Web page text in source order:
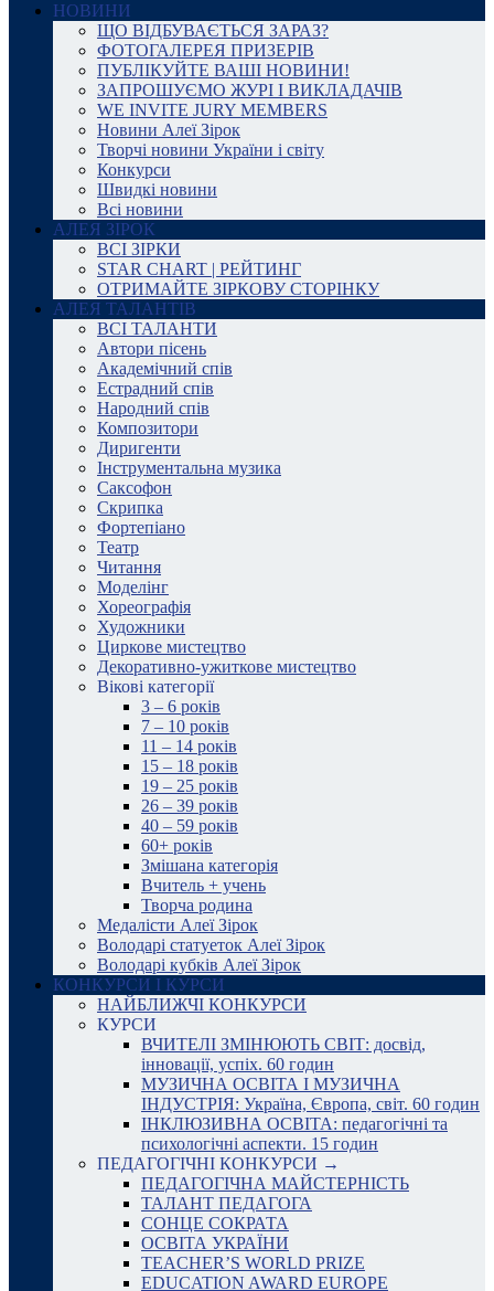
НОВИНИ
ЩО ВІДБУВАЄТЬСЯ ЗАРАЗ?
ФОТОГАЛЕРЕЯ ПРИЗЕРІВ
ПУБЛІКУЙТЕ ВАШІ НОВИНИ!
ЗАПРОШУЄМО ЖУРІ І ВИКЛАДАЧІВ
WE INVITE JURY MEMBERS
Новини Алеї Зірок
Творчі новини України і світу
Конкурси
Швидкі новини
Всі новини
АЛЕЯ ЗІРОК
ВСІ ЗІРКИ
STAR CHART | РЕЙТИНГ
ОТРИМАЙТЕ ЗІРКОВУ СТОРІНКУ
АЛЕЯ ТАЛАНТІВ
ВСІ ТАЛАНТИ
Автори пісень
Академічний спів
Естрадний спів
Народний спів
Композитори
Диригенти
Інструментальна музика
Саксофон
Скрипка
Фортепіано
Театр
Читання
Моделінг
Хореографія
Художники
Циркове мистецтво
Декоративно-ужиткове мистецтво
Вікові категорії
3 – 6 років
7 – 10 років
11 – 14 років
15 – 18 років
19 – 25 років
26 – 39 років
40 – 59 років
60+ років
Змішана категорія
Вчитель + учень
Творча родина
Медалісти Алеї Зірок
Володарі статуеток Алеї Зірок
Володарі кубків Алеї Зірок
КОНКУРСИ І КУРСИ
НАЙБЛИЖЧІ КОНКУРСИ
КУРСИ
ВЧИТЕЛІ ЗМІНЮЮТЬ СВІТ: досвід,
інновації, успіх. 60 годин
МУЗИЧНА ОСВІТА І МУЗИЧНА
ІНДУСТРІЯ: Україна, Європа, світ. 60 годин
ІНКЛЮЗИВНА ОСВІТА: педагогічні та
психологічні аспекти. 15 годин
ПЕДАГОГІЧНІ КОНКУРСИ →
ПЕДАГОГІЧНА МАЙСТЕРНІСТЬ
ТАЛАНТ ПЕДАГОГА
СОНЦЕ СОКРАТА
ОСВІТА УКРАЇНИ
TEACHER’S WORLD PRIZE
EDUCATION AWARD EUROPE